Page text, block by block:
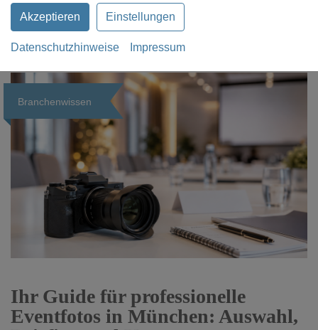
Akzeptieren Einstellungen
Datenschutzhinweise Impressum
Branchenwissen
Branchenwissen
Ihr Guide für professionelle
Eventfotos in München: Auswahl,